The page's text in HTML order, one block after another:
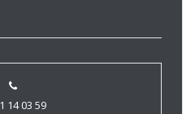
14 03 59